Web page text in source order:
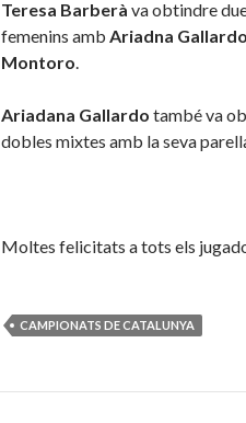
Teresa Barberà va obtindre
femenins amb Ariadna Gallardo
Montoro.
Ariadana Gallardo també va
dobles mixtes amb la seva
Moltes felicitats a tots els
CAMPIONATS DE CATALUNYA